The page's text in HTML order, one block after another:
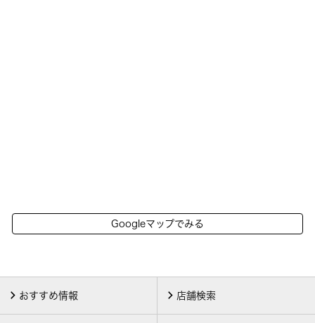
Googleマップでみる
おすすめ情報 店舗検索